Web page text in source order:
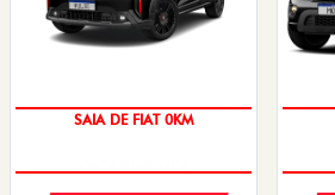
SAIA DE FIAT 0KM